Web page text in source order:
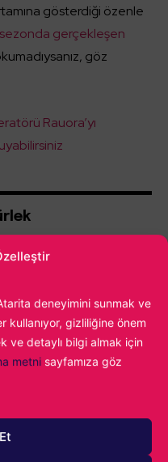
deneyimini sunmak ve
kullanıyor, gizliliğine önem
ve detaylı bilgi almak için
metni sayfamıza göz
gösterdiği özenle
gerçekleşen
göz
Rauora’yı
oyunlarıyla ilk bakışta
ve hala o ilk
II oynayan çocuğun